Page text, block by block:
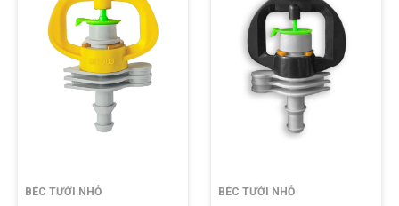
BÉC TƯỚI NHỎ BÉC TƯỚI NHỎ